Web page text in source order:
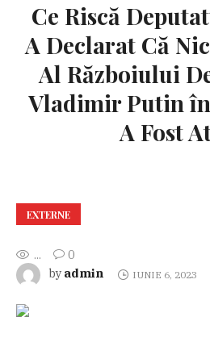
Ce Riscă
A Declarat Că
Al Războiului
Vladimir Putin
A Fost
EXTERNE
...
0
by admin IUNIE 6, 2023